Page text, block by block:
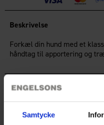
Samtycke
Beskrivelse
Forkæl din hund med et
håndtag til apportering og
Teknisk specifikation
Anmeldelser